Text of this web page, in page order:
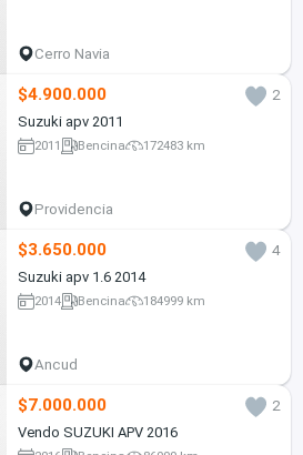
Cerro Navia
$4.900.000
2
Suzuki apv 2011
2011 Bencina 172483 km
Providencia
$3.650.000
4
Suzuki apv 1.6 2014
2014 Bencina 184999 km
Ancud
$7.000.000
2
Vendo SUZUKI APV 2016